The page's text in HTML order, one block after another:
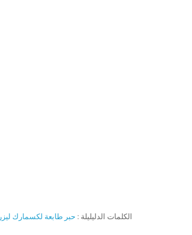
الكلمات الدليليلة : حبر طابعة لكسمارك ليزر